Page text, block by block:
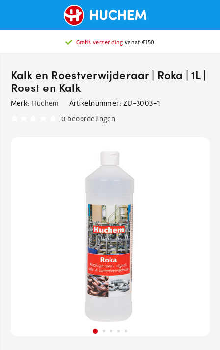
Gratis verzending vanaf €150
2776 beoordelingenmet gemiddeld een
Kalk en Roestverwijderaar | Roka | 1L |
Roest en Kalk
Merk: Huchem Artikelnummer: ZU-3003-1
0 beoordelingen